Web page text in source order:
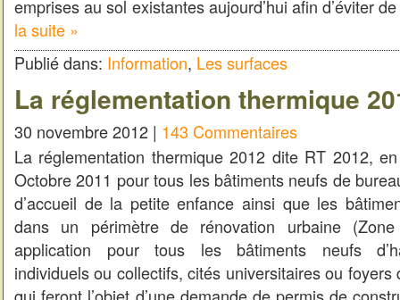
emprises au sol existantes aujourd’hui afin d’éviter
la suite »
Publié dans: Information, Les surfaces
La réglementation thermique
30 novembre 2012 | 143 Commentaires
La réglementation thermique 2012 dite RT 2012,
Octobre 2011 pour tous les bâtiments neufs de
d’accueil de la petite enfance ainsi que les
dans un périmètre de rénovation urbaine
application pour tous les bâtiments neufs
individuels ou collectifs, cités universitaires ou foyers